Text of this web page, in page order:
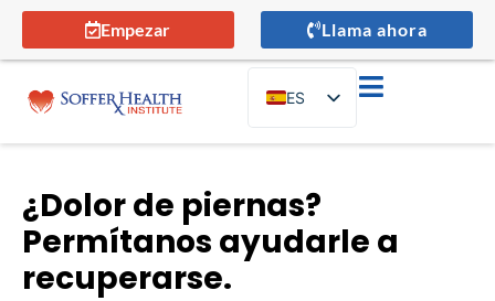
Empezar Llama ahora
ES
EN
¿Dolor de piernas?
Permítanos ayudarle a
recuperarse.